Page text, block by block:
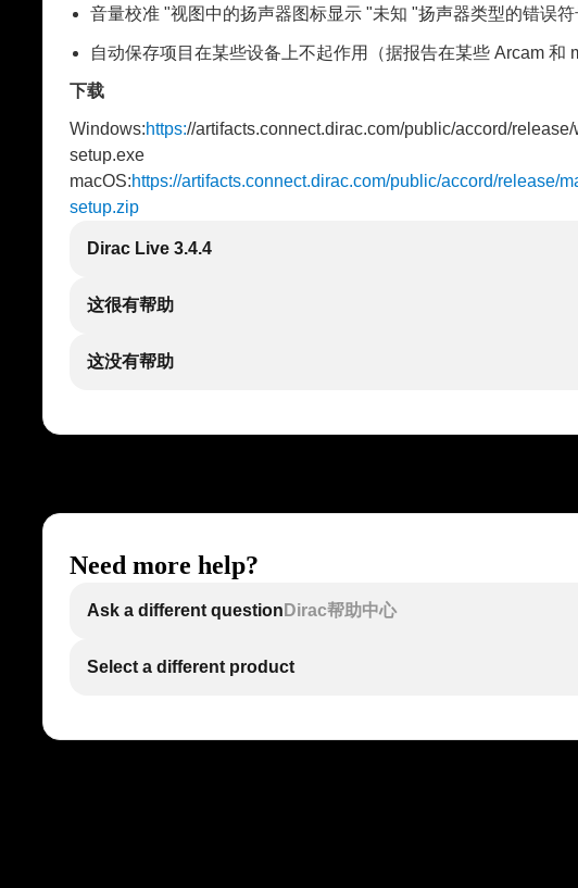
音量校准 "视图中的扬声器图标显示 "未知 "扬声器类型的错误符
自动保存项目在某些设备上不起作用（据报告在某些 Arcam 和
下载
Windows:https://artifacts.connect.dirac.com/public/accord/
setup.exe
macOS:https://artifacts.connect.dirac.com/public/accord/release/
setup.zip
Dirac Live 3.4.4
这很有帮助
这没有帮助
Need more help?
Ask a different question Dirac帮助中心
Select a different product